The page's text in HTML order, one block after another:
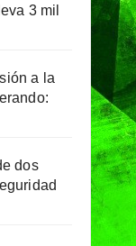
3 mil
a la
dos